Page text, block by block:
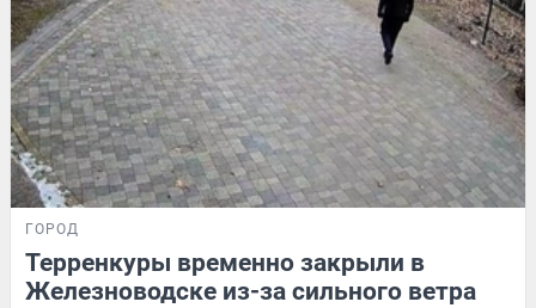
ГОРОД
Терренкуры временно закрыли в
Железноводске из-за сильного ветра